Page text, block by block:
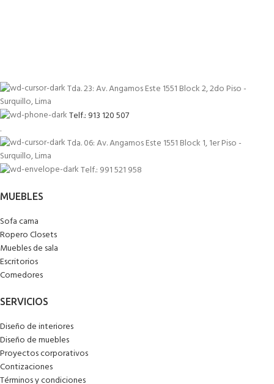
Tda. 23: Av. Angamos Este 1551 Block 2, 2do Piso -
Surquillo, Lima
Telf.: 913 120 507
.
Tda. 06: Av. Angamos Este 1551 Block 1, 1er Piso -
Surquillo, Lima
Telf.: 991 521 958
MUEBLES
Sofa cama
Ropero Closets
Muebles de sala
Escritorios
Comedores
SERVICIOS
Diseño de interiores
Diseño de muebles
Proyectos corporativos
Contizaciones
Términos y condiciones